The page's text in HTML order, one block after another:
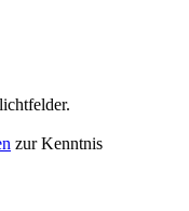
zur Kenntnis